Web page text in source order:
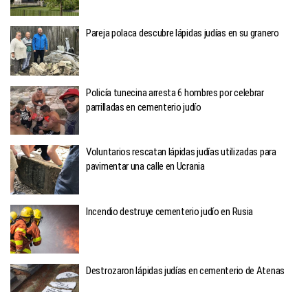
Pareja polaca descubre lápidas judías en su granero
Policía tunecina arresta 6 hombres por celebrar
parrilladas en cementerio judío
Voluntarios rescatan lápidas judías utilizadas para
pavimentar una calle en Ucrania
Incendio destruye cementerio judío en Rusia
Destrozaron lápidas judías en cementerio de Atenas